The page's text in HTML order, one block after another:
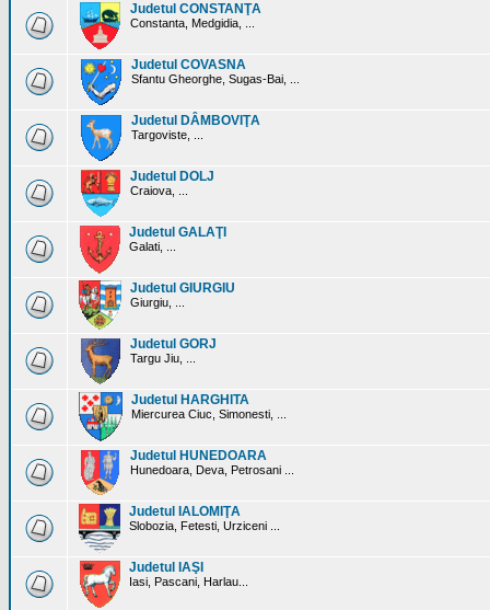
Judetul CONSTANŢA
Constanta, Medgidia, ...
Judetul COVASNA
Sfantu Gheorghe, Sugas-Bai, ...
Judetul DÂMBOVIŢA
Targoviste, ...
Judetul DOLJ
Craiova, ...
Judetul GALAŢI
Galati, ...
Judetul GIURGIU
Giurgiu, ...
Judetul GORJ
Targu Jiu, ...
Judetul HARGHITA
Miercurea Ciuc, Simonesti, ...
Judetul HUNEDOARA
Hunedoara, Deva, Petrosani ...
Judetul IALOMIŢA
Slobozia, Fetesti, Urziceni ...
Judetul IAŞI
Iasi, Pascani, Harlau...